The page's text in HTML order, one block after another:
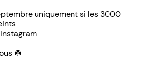
uniquement si les 3000
☘️